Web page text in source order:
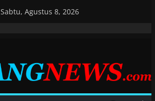
Sabtu, Agustus 8, 2026